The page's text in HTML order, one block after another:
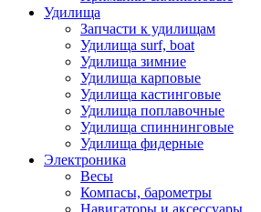
Удилища
Запчасти к удилищам
Удилища surf, boat
Удилища зимние
Удилища карповые
Удилища кастинговые
Удилища поплавочные
Удилища спиннинговые
Удилища фидерные
Электроника
Весы
Компасы, барометры
Навигаторы и аксессуары